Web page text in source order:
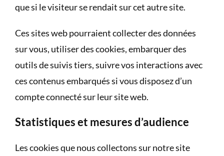
que si le visiteur se rendait sur cet autre site.
Ces sites web pourraient collecter des données
sur vous, utiliser des cookies, embarquer des
outils de suivis tiers, suivre vos interactions avec
ces contenus embarqués si vous disposez d’un
compte connecté sur leur site web.
Statistiques et mesures d’audience
Les cookies que nous collectons sur notre site